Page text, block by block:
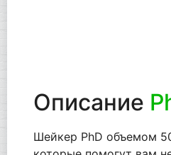
Описание
Шейкер PhD объемом